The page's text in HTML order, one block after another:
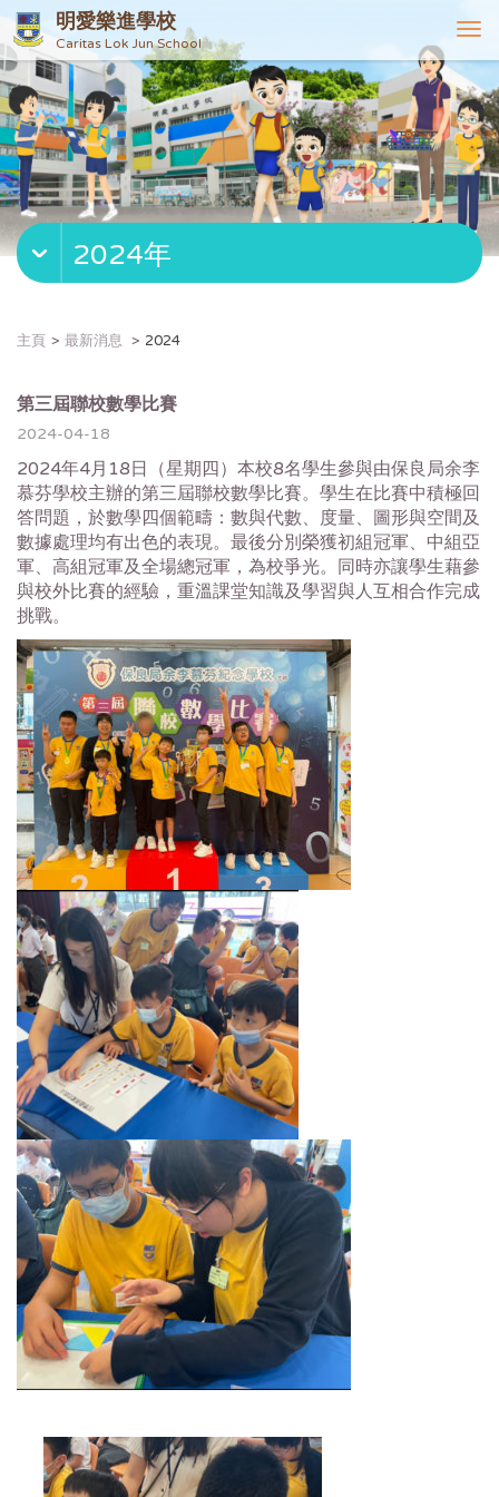
明愛樂進學校
Caritas Lok Jun School
T
o
g
g
l
e
n
v
g
2024年
主頁 最新消息 2024
第三屆聯校數學比賽
2024-04-18
2024年4月18日（星期四）本校8名學生參與由保良局余李
慕芬學校主辦的第三屆聯校數學比賽。學生在比賽中積極回
答問題，於數學四個範疇：數與代數、度量、圖形與空間及
數據處理均有出色的表現。最後分別榮獲初組冠軍、中組亞
軍、高組冠軍及全場總冠軍，為校爭光。同時亦讓學生藉參
與校外比賽的經驗，重溫課堂知識及學習與人互相合作完成
挑戰。